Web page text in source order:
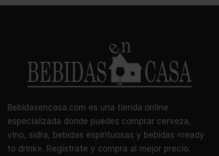
Bebidasencasa.com es una tienda online
especializada donde puedes comprar cerveza,
vino, sidra, bebidas espirituosas y bebidas «ready
to drink». Regístrate y compra al mejor precio.